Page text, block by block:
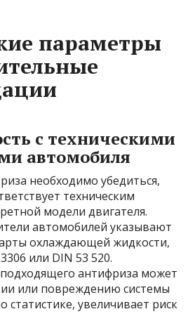
параметры
с техническими
автомобиля
необходимо убедиться,
техническим
модели двигателя.
автомобилей указывают
охлаждающей жидкости,
или DIN 53 520.
антифриза может
или повреждению системы
статистике, увеличивает риск